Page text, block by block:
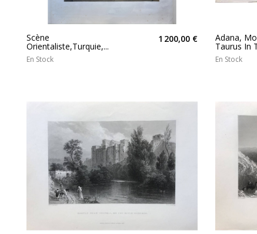
Scène
Orientaliste,Turquie,...
1 200,00 €
En Stock
Adana,
Taurus In
En Stock